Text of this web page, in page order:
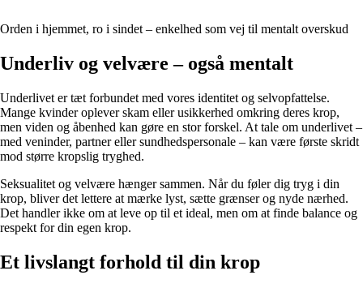
Orden i hjemmet, ro i sindet – enkelhed som vej til mentalt overskud
Underliv og velvære – også mentalt
Underlivet er tæt forbundet med vores identitet og selvopfattelse.
Mange kvinder oplever skam eller usikkerhed omkring deres krop,
men viden og åbenhed kan gøre en stor forskel. At tale om underlivet –
med veninder, partner eller sundhedspersonale – kan være første skridt
mod større kropslig tryghed.
Seksualitet og velvære hænger sammen. Når du føler dig tryg i din
krop, bliver det lettere at mærke lyst, sætte grænser og nyde nærhed.
Det handler ikke om at leve op til et ideal, men om at finde balance og
respekt for din egen krop.
Et livslangt forhold til din krop